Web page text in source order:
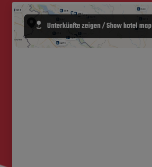
Unterkünfte zeigen / Show hotel map